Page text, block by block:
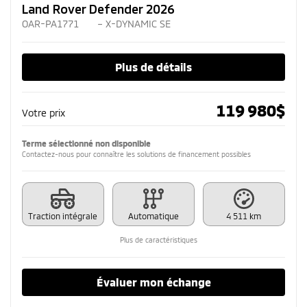
Land Rover Defender 2026
OAR-PA1771 – X-DYNAMIC SE
Plus de détails
Votre prix 119 980$
Terme sélectionné non disponible
Contactez-nous pour connaître les solutions de financement possibles
Traction intégrale Automatique 4 511 km
Plus de caractéristiques
Évaluer mon échange